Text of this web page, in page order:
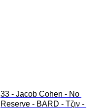
33 - Jacob Cohen - No
Reserve - BARD - Τζιν -